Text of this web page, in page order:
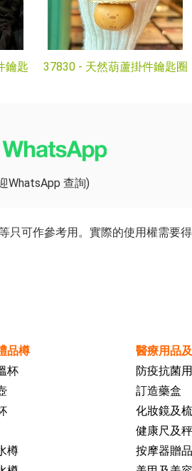
鑰匙
37830 - 天然葫蘆掛件鑰匙圈
WhatsApp 查詢)
可作參考用。實際的使用權需要
品樽
杯
樽
醫療用品
防疫抗菌
訂造藥盒
化妝鏡及
健康尺及秤
按摩器贈品